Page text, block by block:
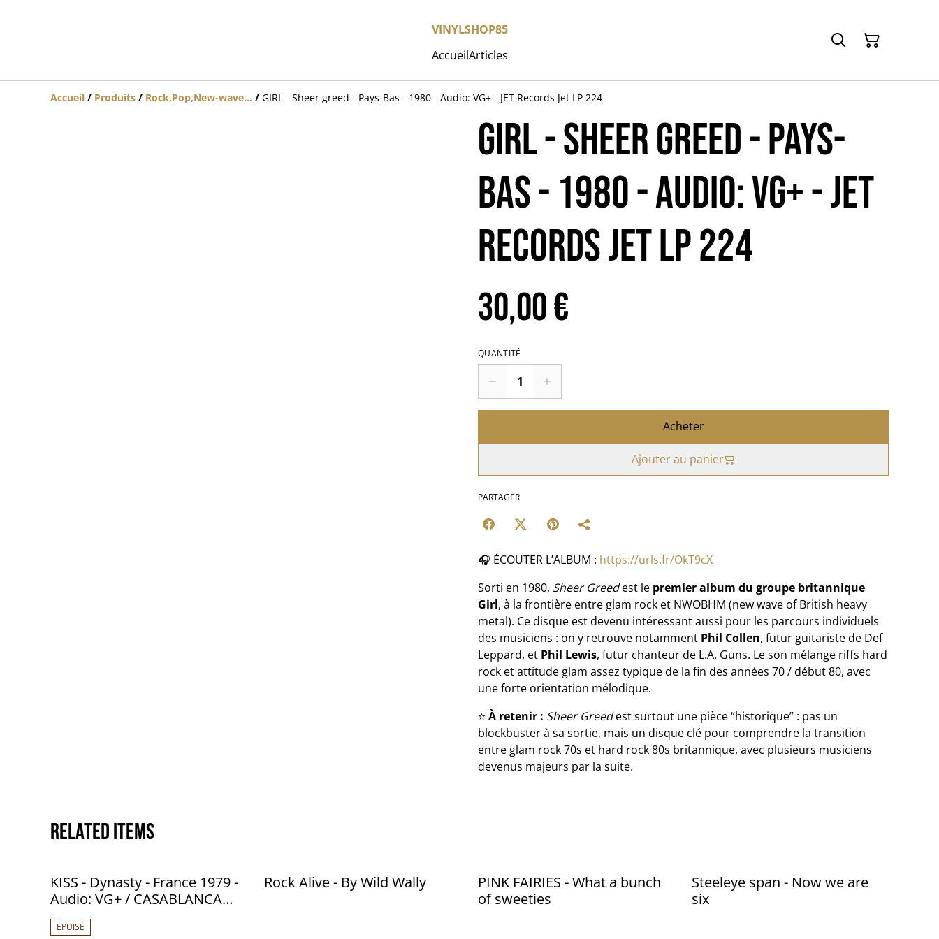
VINYLSHOP85
AccueilArticles
Accueil / Produits / Rock,Pop,New-wave... / GIRL - Sheer greed - Pays-Bas - 1980 - Audio: VG+ - JET Records Jet LP 224
GIRL - Sheer greed - Pays-
Bas - 1980 - Audio: VG+ - JET
Records Jet LP 224
30,00 €
QUANTITÉ
Acheter
Ajouter au panier
PARTAGER
🎧 ÉCOUTER L’ALBUM : https://urls.fr/OkT9cX
Sorti en 1980, Sheer Greedest le premier album du groupe britannique
Girl, à la frontière entre glam rock et NWOBHM (new wave of British heavy
metal). Ce disque est devenu intéressant aussi pour les parcours individuels
des musiciens : on y retrouve notamment Phil Collen, futur guitariste de Def
Leppard, et Phil Lewis, futur chanteur de L.A. Guns. Le son mélange riffs hard
rock et attitude glam assez typique de la fin des années 70 / début 80, avec
une forte orientation mélodique.
⭐ À retenir : Sheer Greedest surtout une pièce “historique” : pas un
blockbuster à sa sortie, mais un disque clé pour comprendre la transition
entre glam rock 70s et hard rock 80s britannique, avec plusieurs musiciens
devenus majeurs par la suite.
Related items
KISS - Dynasty - France 1979 -
Audio: VG+ / CASABLANCA
CB.71049
ÉPUISÉ
Rock Alive - By Wild Wally
PINK FAIRIES - What a bunch
of sweeties
Steeleye span - Now we are
six